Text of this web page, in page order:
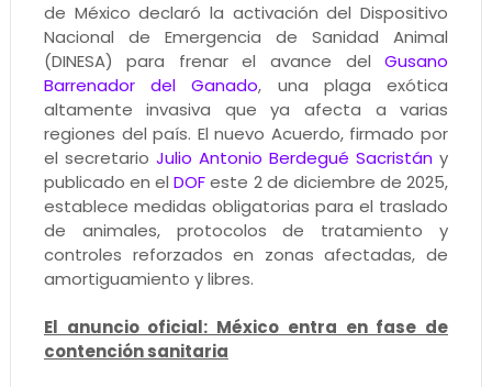
de México declaró la activación del Dispositivo
Nacional de Emergencia de Sanidad Animal
(DINESA) para frenar el avance delGusano
Barrenador del Ganado, una plaga exótica
altamente invasiva que ya afecta a varias
regiones del país. El nuevo Acuerdo, firmado por
el secretario Julio Antonio Berdegué Sacristán y
publicado en elDOFeste 2 de diciembre de 2025,
establece medidas obligatorias para el traslado
de animales, protocolos de tratamiento y
controles reforzados en zonas afectadas, de
amortiguamiento y libres.
El anuncio oficial: México entra en fase de
contención sanitaria